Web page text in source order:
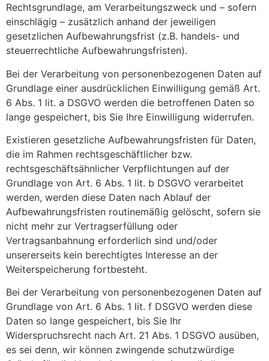
Rechtsgrundlage, am Verarbeitungszweck und – sofern
einschlägig – zusätzlich anhand der jeweiligen
gesetzlichen Aufbewahrungsfrist (z.B. handels- und
steuerrechtliche Aufbewahrungsfristen).
Bei der Verarbeitung von personenbezogenen Daten auf
Grundlage einer ausdrücklichen Einwilligung gemäß Art.
6 Abs. 1 lit. a DSGVO werden die betroffenen Daten so
lange gespeichert, bis Sie Ihre Einwilligung widerrufen.
Existieren gesetzliche Aufbewahrungsfristen für Daten,
die im Rahmen rechtsgeschäftlicher bzw.
rechtsgeschäftsähnlicher Verpflichtungen auf der
Grundlage von Art. 6 Abs. 1 lit. b DSGVO verarbeitet
werden, werden diese Daten nach Ablauf der
Aufbewahrungsfristen routinemäßig gelöscht, sofern sie
nicht mehr zur Vertragserfüllung oder
Vertragsanbahnung erforderlich sind und/oder
unsererseits kein berechtigtes Interesse an der
Weiterspeicherung fortbesteht.
Bei der Verarbeitung von personenbezogenen Daten auf
Grundlage von Art. 6 Abs. 1 lit. f DSGVO werden diese
Daten so lange gespeichert, bis Sie Ihr
Widerspruchsrecht nach Art. 21 Abs. 1 DSGVO ausüben,
es sei denn, wir können zwingende schutzwürdige